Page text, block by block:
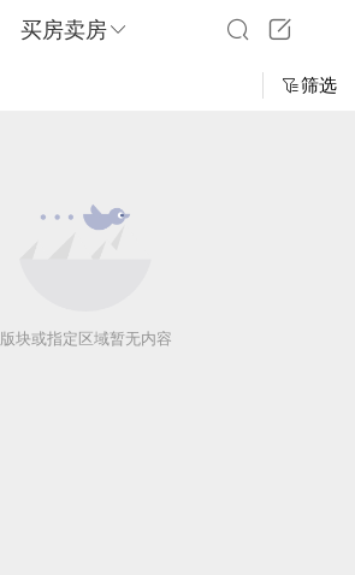
买房卖房
筛选
版块或指定区域暂无内容